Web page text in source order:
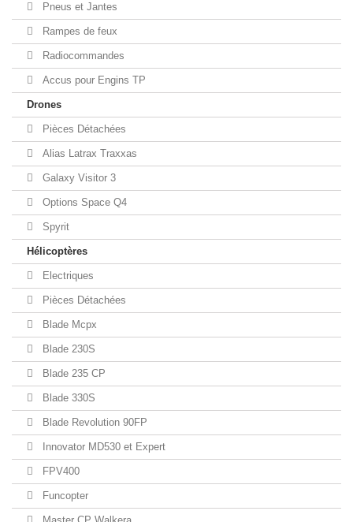
Pneus et Jantes
Rampes de feux
Radiocommandes
Accus pour Engins TP
Drones
Pièces Détachées
Alias Latrax Traxxas
Galaxy Visitor 3
Options Space Q4
Spyrit
Hélicoptères
Electriques
Pièces Détachées
Blade Mcpx
Blade 230S
Blade 235 CP
Blade 330S
Blade Revolution 90FP
Innovator MD530 et Expert
FPV400
Funcopter